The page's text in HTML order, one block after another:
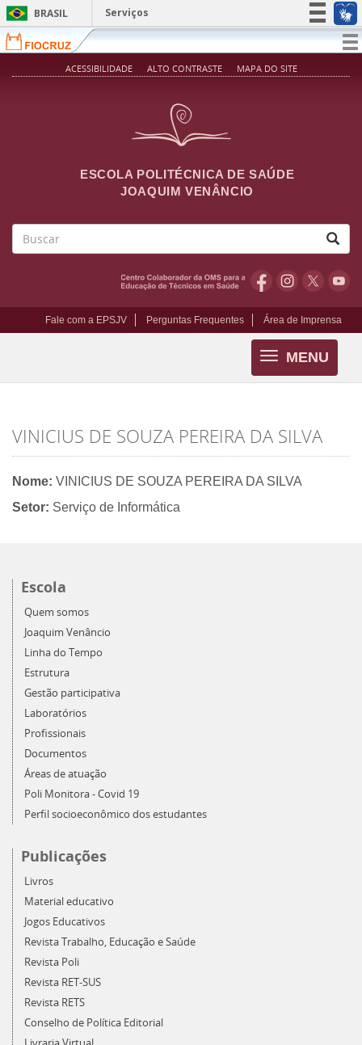
Pular para o conteúdo principal
BRASIL
Serviços
Simplifique!
Participe
ACESSIBILIDADE ALTO CONTRASTE MAPA DO SITE
ESCOLA POLITÉCNICA DE SAÚDE
JOAQUIM VENÂNCIO
Fale com a EPSJV Perguntas Frequentes Área de Imprensa
MENU
Toggle
navigation
VINICIUS DE SOUZA PEREIRA DA SILVA
Nome: VINICIUS DE SOUZA PEREIRA DA SILVA
Setor: Serviço de Informática
Escola
Quem somos
Joaquim Venâncio
Linha do Tempo
Estrutura
Gestão participativa
Laboratórios
Profissionais
Documentos
Áreas de atuação
Poli Monitora - Covid 19
Perfil socioeconômico dos estudantes
Publicações
Livros
Material educativo
Jogos Educativos
Revista Trabalho, Educação e Saúde
Revista Poli
Revista RET-SUS
Revista RETS
Conselho de Política Editorial